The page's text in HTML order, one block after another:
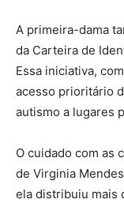
A primeira-dama
da Carteira de
Essa iniciativa,
acesso prioritário
autismo a lugares
O cuidado com as
de Virginia
ela distribuiu mais